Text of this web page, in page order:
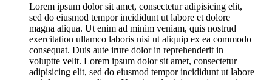
Lorem ipsum dolor sit amet, consectetur adipisicing elit,
sed do eiusmod tempor incididunt ut labore et dolore
magna aliqua. Ut enim ad minim veniam, quis nostrud
exercitation ullamco laboris nisi ut aliquip ex ea commodo
consequat. Duis aute irure dolor in reprehenderit in
voluptte velit. Lorem ipsum dolor sit amet, consectetur
adipisicing elit, sed do eiusmod tempor incididunt ut labore